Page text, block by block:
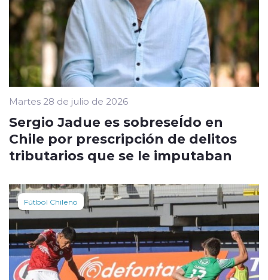
Martes 28 de julio de 2026
Sergio Jadue es sobreseÍdo en
Chile por prescripción de delitos
tributarios que se le imputaban
Fútbol Chileno